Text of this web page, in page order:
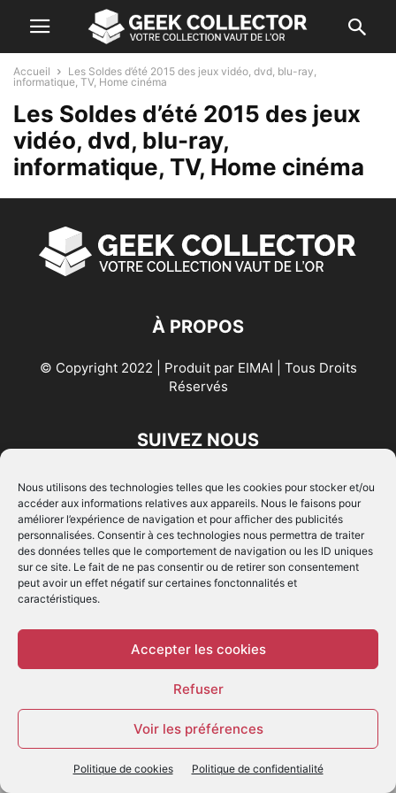
Nous utilisons des technologies telles que les cookies pour stocker et/ou
accéder aux informations relatives aux appareils. Nous le faisons pour
améliorer l’expérience de navigation et pour afficher des publicités
personnalisées. Consentir à ces technologies nous permettra de traiter
des données telles que le comportement de navigation ou les ID uniques
sur ce site. Le fait de ne pas consentir ou de retirer son consentement
peut avoir un effet négatif sur certaines fonctonnalités et
caractéristiques.
Accepter les cookies
Refuser
Voir les préférences
Politique de cookies Politique de confidentialité
Accueil
Les Soldes d’été 2015 des jeux vidéo, dvd, blu-ray,
informatique, TV, Home cinéma
Les Soldes d’été 2015 des jeux
vidéo, dvd, blu-ray,
informatique, TV, Home cinéma
À PROPOS
© Copyright 2022 | Produit par EIMAI | Tous Droits
Réservés
SUIVEZ NOUS
© - Création :EIMAI
WP Twitter Auto Publish